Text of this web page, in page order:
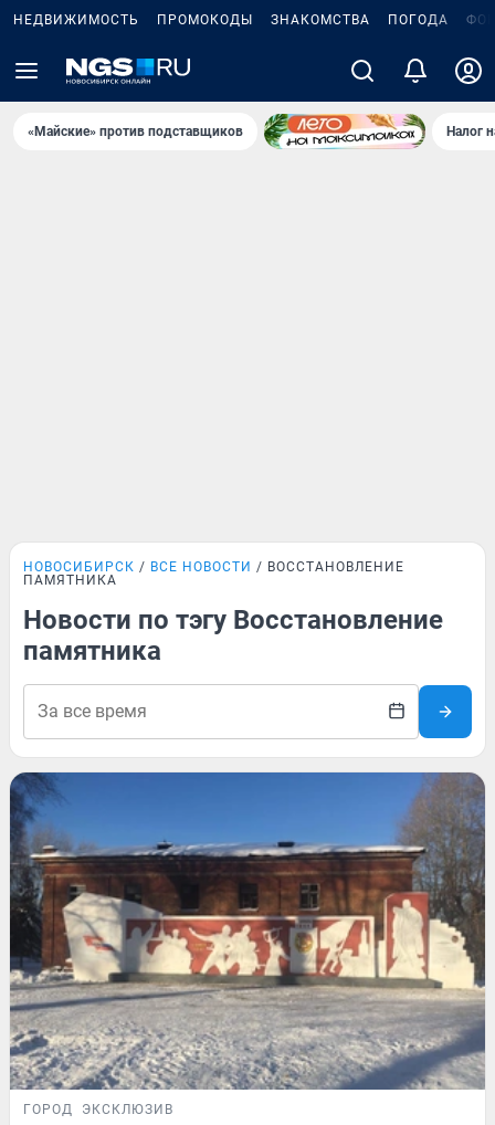
НЕДВИЖИМОСТЬ ПРОМОКОДЫ ЗНАКОМСТВА ПОГОДА
«Майские» против подставщиков Налог
НОВОСИБИРСК ВСЕ НОВОСТИ
ВОССТАНОВЛЕНИЕ
ПАМЯТНИКА
Новости по тэгу Восстановление
памятника
ГОРОД ЭКСКЛЮЗИВ